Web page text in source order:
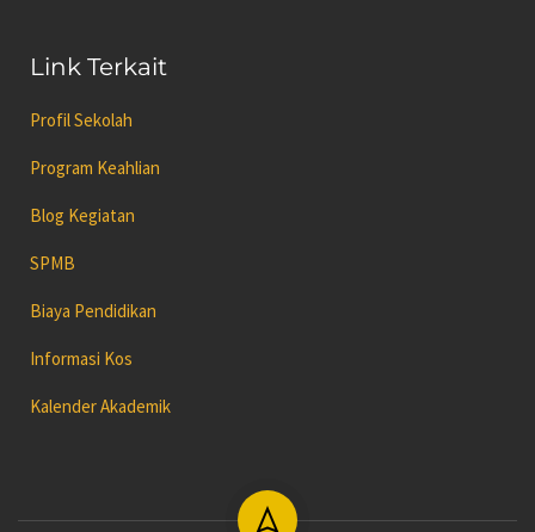
Link Terkait
Profil Sekolah
Program Keahlian
Blog Kegiatan
SPMB
Biaya Pendidikan
Informasi Kos
Kalender Akademik